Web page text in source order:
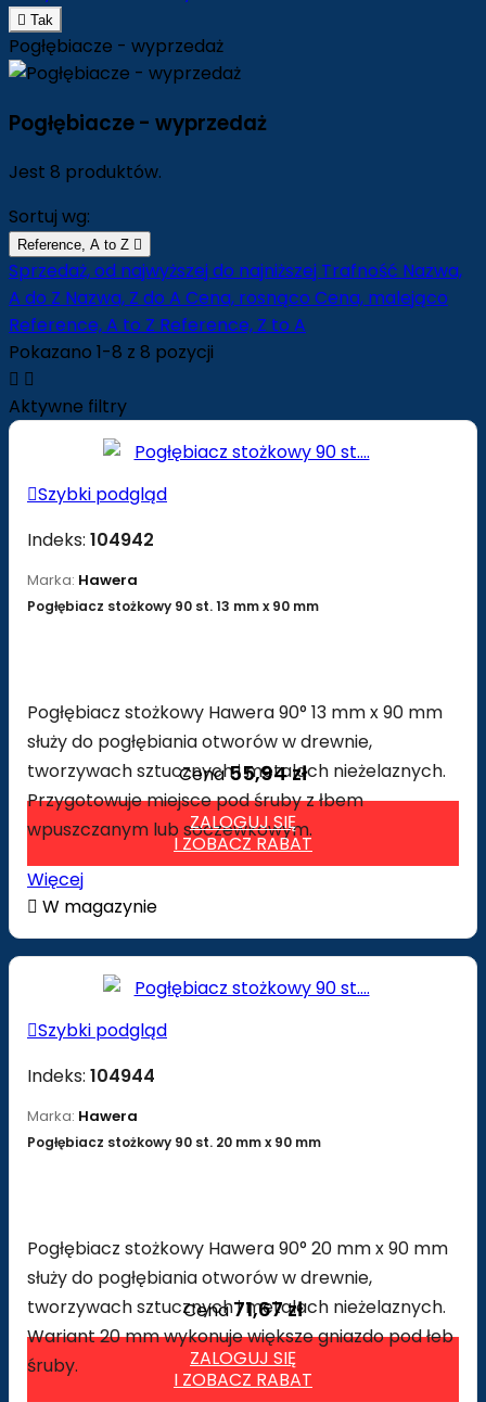
 Tak
Pogłębiacze - wyprzedaż
Pogłębiacze - wyprzedaż
Jest 8 produktów.
Sortuj wg:
Reference, A to Z 
Sprzedaż, od najwyższej do najniższej Trafność Nazwa,
A do Z Nazwa, Z do A Cena, rosnąco Cena, malejąco
Reference, A to Z Reference, Z to A
Pokazano 1-8 z 8 pozycji
 
Aktywne filtry
Szybki podgląd
Indeks: 104942
Marka: Hawera
Pogłębiacz stożkowy 90 st. 13 mm x 90 mm
Pogłębiacz stożkowy Hawera 90° 13 mm x 90 mm
służy do pogłębiania otworów w drewnie,
tworzywach sztucznych i metalach nieżelaznych.
Przygotowuje miejsce pod śruby z łbem
wpuszczanym lub soczewkowym.
Cena55,94 zł
ZALOGUJ SIĘ
I ZOBACZ RABAT
Więcej
 W magazynie
Szybki podgląd
Indeks: 104944
Marka: Hawera
Pogłębiacz stożkowy 90 st. 20 mm x 90 mm
Pogłębiacz stożkowy Hawera 90° 20 mm x 90 mm
służy do pogłębiania otworów w drewnie,
tworzywach sztucznych i metalach nieżelaznych.
Wariant 20 mm wykonuje większe gniazdo pod łeb
śruby.
Cena 71,67 zł
ZALOGUJ SIĘ
I ZOBACZ RABAT